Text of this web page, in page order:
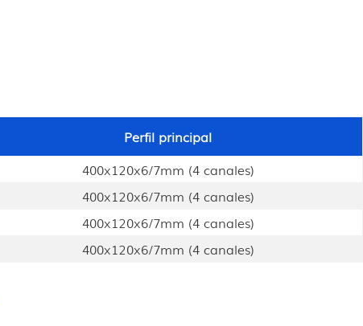
Perfil principal
400x120x6/7mm (4 canales)
400x120x6/7mm (4 canales)
400x120x6/7mm (4 canales)
400x120x6/7mm (4 canales)